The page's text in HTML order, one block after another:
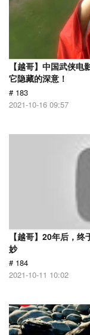
【越哥】中国武侠
它隐藏的深意！
# 183
2021-10-16 09:57
【越哥】20年后，
妙
# 184
2021-10-11 10:02